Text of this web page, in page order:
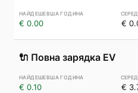
€ 0.00 €
🔌 Повна зарядка EV
€ 0.10 €